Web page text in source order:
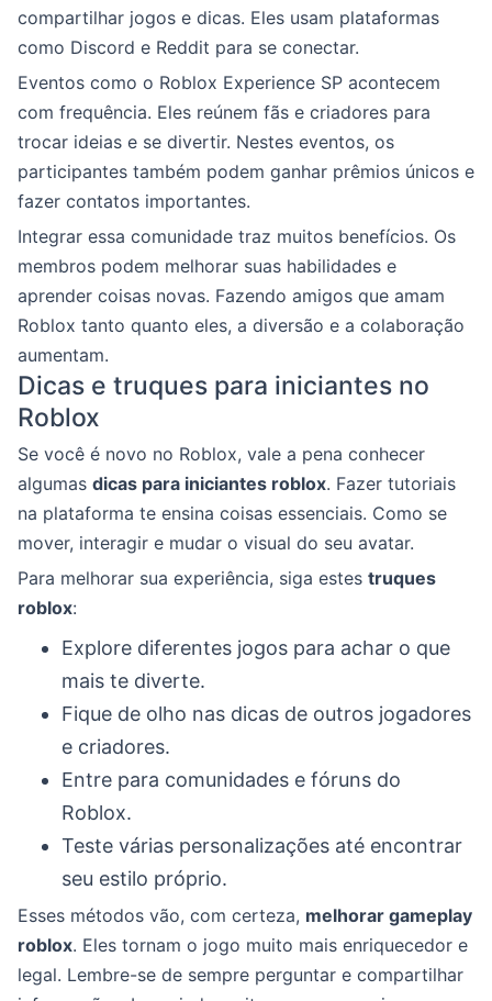
compartilhar jogos e dicas. Eles usam plataformas
como Discord e Reddit para se conectar.
Eventos como o Roblox Experience SP acontecem
com frequência. Eles reúnem fãs e criadores para
trocar ideias e se divertir. Nestes eventos, os
participantes também podem ganhar prêmios únicos e
fazer contatos importantes.
Integrar essa comunidade traz muitos benefícios. Os
membros podem melhorar suas habilidades e
aprender coisas novas. Fazendo amigos que amam
Roblox tanto quanto eles, a diversão e a colaboração
aumentam.
Dicas e truques para iniciantes no
Roblox
Se você é novo no Roblox, vale a pena conhecer
algumas dicas para iniciantes roblox. Fazer tutoriais
na plataforma te ensina coisas essenciais. Como se
mover, interagir e mudar o visual do seu avatar.
Para melhorar sua experiência, siga estes truques
roblox:
Explore diferentes jogos para achar o que
mais te diverte.
Fique de olho nas dicas de outros jogadores
e criadores.
Entre para comunidades e fóruns do
Roblox.
Teste várias personalizações até encontrar
seu estilo próprio.
Esses métodos vão, com certeza, melhorar gameplay
roblox. Eles tornam o jogo muito mais enriquecedor e
legal. Lembre-se de sempre perguntar e compartilhar